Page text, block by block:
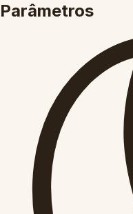
Parâmetros